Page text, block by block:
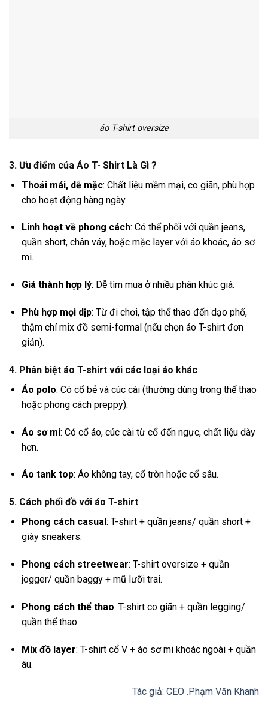
áo T-shirt oversize
3. Ưu điểm của Áo T- Shirt Là Gì ?
Thoải mái, dễ mặc: Chất liệu mềm mại, co giãn, phù hợp
cho hoạt động hàng ngày.
Linh hoạt về phong cách: Có thể phối với quần jeans,
quần short, chân váy, hoặc mặc layer với áo khoác, áo sơ
mi.
Giá thành hợp lý: Dễ tìm mua ở nhiều phân khúc giá.
Phù hợp mọi dịp: Từ đi chơi, tập thể thao đến dạo phố,
thậm chí mix đồ semi-formal (nếu chọn áo T-shirt đơn
giản).
4. Phân biệt áo T-shirt với các loại áo khác
Áo polo: Có cổ bẻ và cúc cài (thường dùng trong thể thao
hoặc phong cách preppy).
Áo sơ mi: Có cổ áo, cúc cài từ cổ đến ngực, chất liệu dày
hơn.
Áo tank top: Áo không tay, cổ tròn hoặc cổ sâu.
5. Cách phối đồ với áo T-shirt
Phong cách casual : T-shirt + quần jeans/ quần short +
giày sneakers.
Phong cách streetwear: T-shirt oversize + quần
jogger/ quần baggy + mũ lưỡi trai.
Phong cách thể thao: T-shirt co giãn + quần legging/
quần thể thao.
Mix đồ layer: T-shirt cổ V + áo sơ mi khoác ngoài + quần
âu.
Tác giả: CEO .Phạm Văn Khanh